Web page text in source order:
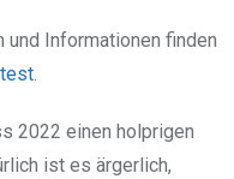
und Informationen finden
.
2022 einen holprigen
ist es ärgerlich,